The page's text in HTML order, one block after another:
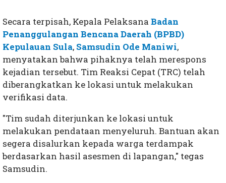
Secara terpisah, Kepala Pelaksana Badan
Penanggulangan Bencana Daerah (BPBD)
Kepulauan Sula, Samsudin Ode Maniwi,
menyatakan bahwa pihaknya telah merespons
kejadian tersebut. Tim Reaksi Cepat (TRC) telah
diberangkatkan ke lokasi untuk melakukan
verifikasi data.
"Tim sudah diterjunkan ke lokasi untuk
melakukan pendataan menyeluruh. Bantuan akan
segera disalurkan kepada warga terdampak
berdasarkan hasil asesmen di lapangan," tegas
Samsudin.